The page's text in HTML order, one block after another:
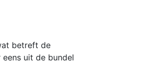
betreft de
uit de bundel